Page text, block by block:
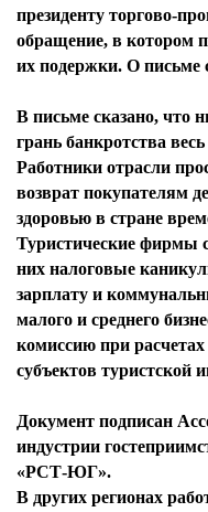
президенту торгово-
обращение, в котором
их подержки. О
В письме сказано, что
грань банкротства
Работники отрасли
возврат покупателям
здоровью в стране
Туристические фирмы
них налоговые
зарплату и
малого и среднего
комиссию при
субъектов туристской
Документ подписан
индустрии
«РСТ-ЮГ».
В других регионах